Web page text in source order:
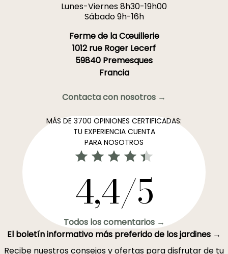
Lunes-Viernes 8h30-19h00
Sábado 9h-16h
Ferme de la Cœuillerie
1012 rue Roger Lecerf
59840 Premesques
Francia
Contacta con nosotros →
MÁS DE 3700 OPINIONES CERTIFICADAS:
TU EXPERIENCIA CUENTA
PARA NOSOTROS
4,4/5
Todos los comentarios →
El boletín informativo más preferido de los jardines →
Recibe nuestros consejos y ofertas para disfrutar de tu